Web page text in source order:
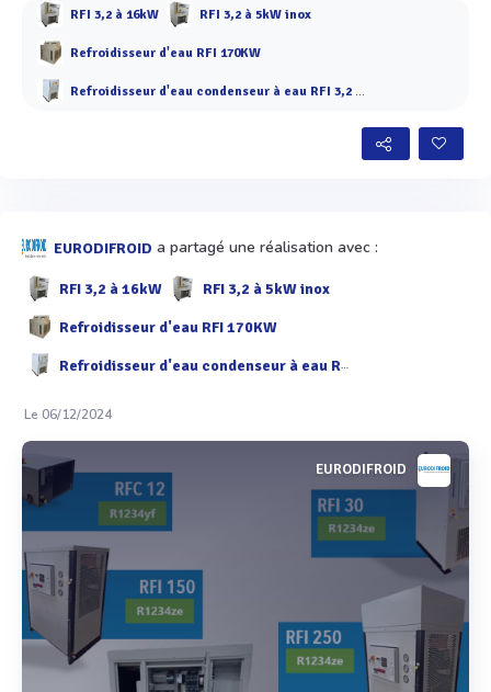
Voir plus
RFI 3,2 à 16kW RFI 3,2 à 5kW inox
Refroidisseur d'eau RFI 170KW
Refroidisseur d'eau condenseur à eau RFI 3,2 à 9 kW
EURODIFROID a partagé une réalisation avec :
RFI 3,2 à 16kW RFI 3,2 à 5kW inox
Refroidisseur d'eau RFI 170KW
Refroidisseur d'eau condenseur à eau RFI 3,2 à 9 kW
Le 06/12/2024
EURODIFROID